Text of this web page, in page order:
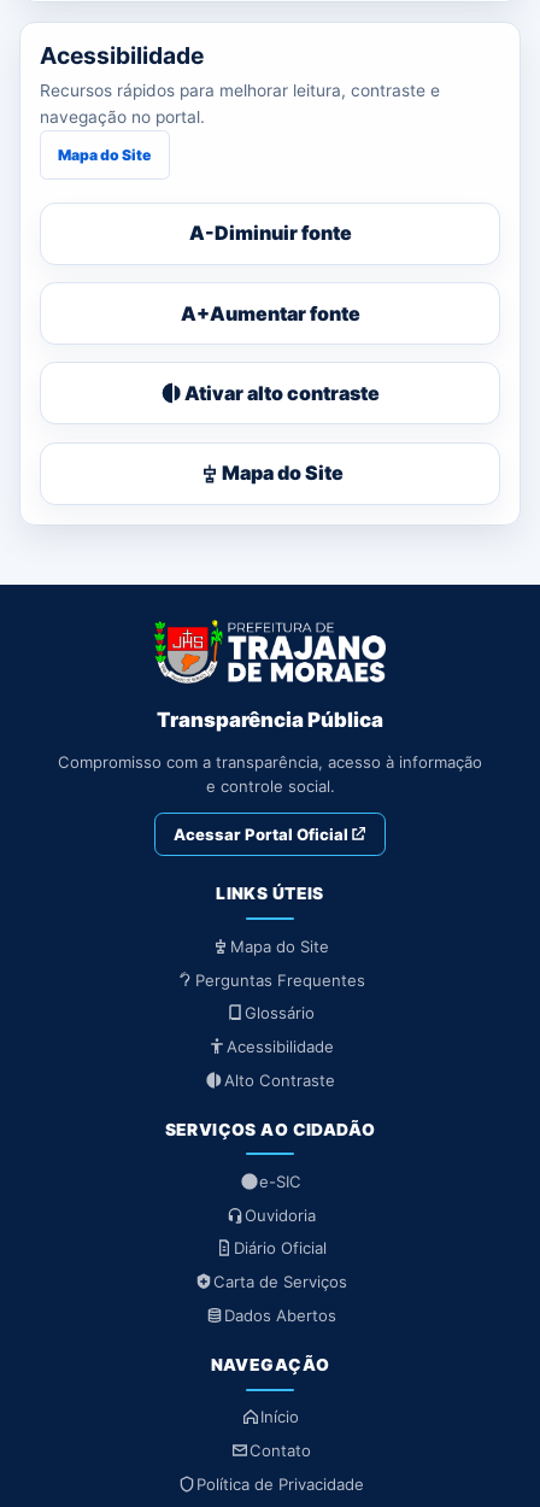
Acessibilidade
Recursos rápidos para melhorar leitura, contraste e
navegação no portal.
Mapa do Site
A-Diminuir fonte
A+Aumentar fonte
Ativar alto contraste
Mapa do Site
Transparência Pública
Compromisso com a transparência, acesso à informação
e controle social.
Acessar Portal Oficial
LINKS ÚTEIS
Mapa do Site
Perguntas Frequentes
Glossário
Acessibilidade
Alto Contraste
SERVIÇOS AO CIDADÃO
e-SIC
Ouvidoria
Diário Oficial
Carta de Serviços
Dados Abertos
NAVEGAÇÃO
Início
Contato
Política de Privacidade